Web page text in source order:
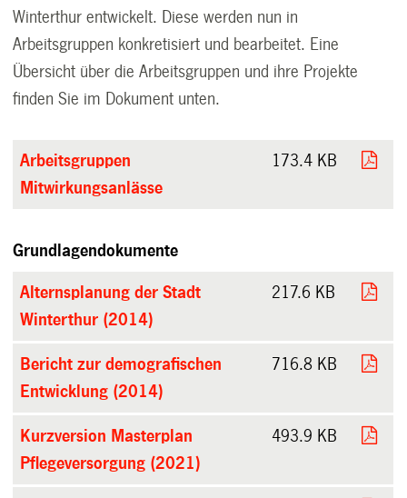
Winterthur entwickelt. Diese werden nun in
Arbeitsgruppen konkretisiert und bearbeitet. Eine
Übersicht über die Arbeitsgruppen und ihre Projekte
finden Sie im Dokument unten.
Arbeitsgruppen
Mitwirkungsanlässe
173.4 KB
Grundlagendokumente
Alternsplanung der Stadt
Winterthur (2014)
217.6 KB
Bericht zur demografischen
Entwicklung (2014)
716.8 KB
Kurzversion Masterplan
Pflegeversorgung (2021)
493.9 KB